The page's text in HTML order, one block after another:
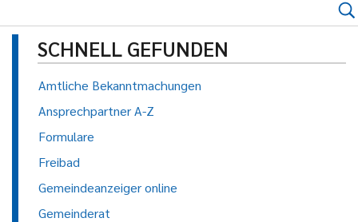
SCHNELL GEFUNDEN
Amtliche Bekanntmachungen
Ansprechpartner A-Z
Formulare
Freibad
Gemeindeanzeiger online
Gemeinderat